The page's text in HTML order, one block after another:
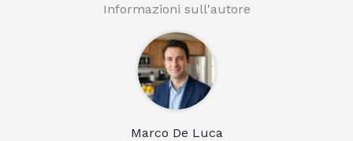
Informazioni sull'autore
Marco De Luca